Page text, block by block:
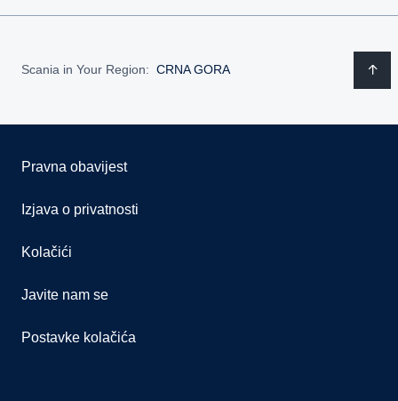
Scania in Your Region: CRNA GORA
Pravna obavijest
Izjava o privatnosti
Kolačići
Javite nam se
Postavke kolačića